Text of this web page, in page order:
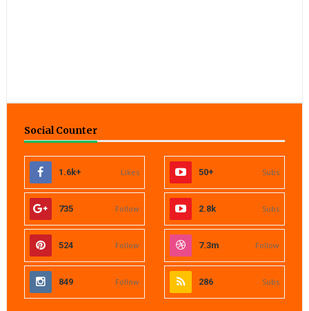
Social Counter
1.6k+ Likes 50+ Subs
735 Follow 2.8k Subs
524 Follow 7.3m Follow
849 Follow 286 Subs